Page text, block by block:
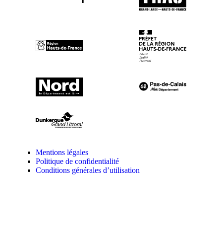
Mentions légales
Politique de confidentialité
Conditions générales d’utilisation